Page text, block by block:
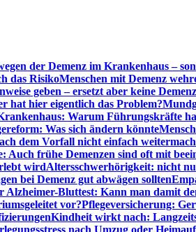
der Demenz im Krankenhaus –
das RisikoMenschen mit Demenz
geben – ersetzt aber keine
hat hier eigentlich das Problem?
Warum Führungskräfte
Was sich ändern könnte
dem Vorfall nicht einfach
Auch frühe Demenzen sind oft mit
wirdAltersschwerhörigkeit: nicht
bei Demenz gut abwägen sollten
Alzheimer-Bluttest: Kann man damit
vor?Pflegeversicherung:
Kindheit wirkt nach: